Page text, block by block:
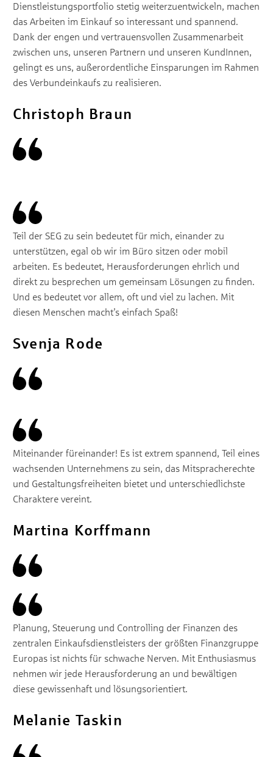
Dienstleistungsportfolio stetig weiterzuentwickeln, machen
das Arbeiten im Einkauf so interessant und spannend.
Dank der engen und vertrauensvollen Zusammenarbeit
zwischen uns, unseren Partnern und unseren KundInnen,
gelingt es uns, außerordentliche Einsparungen im Rahmen
des Verbundeinkaufs zu realisieren.
Christoph Braun
Teil der SEG zu sein bedeutet für mich, einander zu
unterstützen, egal ob wir im Büro sitzen oder mobil
arbeiten. Es bedeutet, Herausforderungen ehrlich und
direkt zu besprechen um gemeinsam Lösungen zu finden.
Und es bedeutet vor allem, oft und viel zu lachen. Mit
diesen Menschen macht’s einfach Spaß!
Svenja Rode
Miteinander füreinander! Es ist extrem spannend, Teil eines
wachsenden Unternehmens zu sein, das Mitspracherechte
und Gestaltungsfreiheiten bietet und unterschiedlichste
Charaktere vereint.
Martina Korffmann
Planung, Steuerung und Controlling der Finanzen des
zentralen Einkaufsdienstleisters der größten Finanzgruppe
Europas ist nichts für schwache Nerven. Mit Enthusiasmus
nehmen wir jede Herausforderung an und bewältigen
diese gewissenhaft und lösungsorientiert.
Melanie Taskin